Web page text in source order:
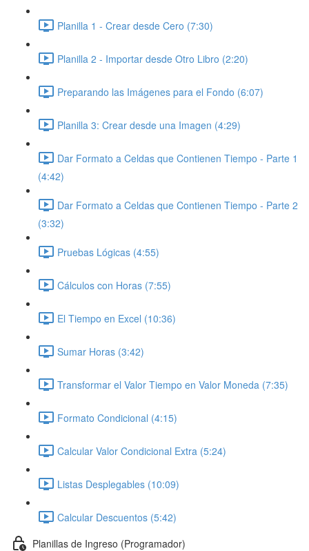
Planilla 1 - Crear desde Cero (7:30)
Planilla 2 - Importar desde Otro Libro (2:20)
Preparando las Imágenes para el Fondo (6:07)
Planilla 3: Crear desde una Imagen (4:29)
Dar Formato a Celdas que Contienen Tiempo - Parte 1
(4:42)
Dar Formato a Celdas que Contienen Tiempo - Parte 2
(3:32)
Pruebas Lógicas (4:55)
Cálculos con Horas (7:55)
El Tiempo en Excel (10:36)
Sumar Horas (3:42)
Transformar el Valor Tiempo en Valor Moneda (7:35)
Formato Condicional (4:15)
Calcular Valor Condicional Extra (5:24)
Listas Desplegables (10:09)
Calcular Descuentos (5:42)
Planillas de Ingreso (Programador)